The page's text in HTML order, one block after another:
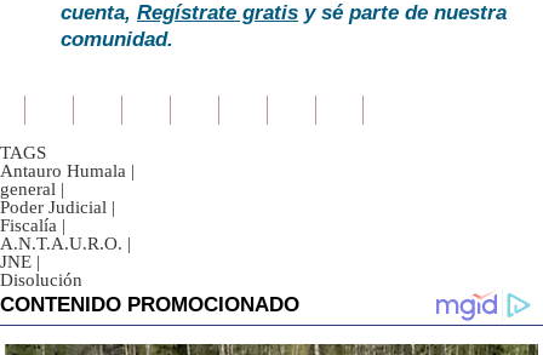
cuenta, Regístrate gratis y sé parte de nuestra
comunidad.
TAGS
Antauro Humala |
general |
Poder Judicial |
Fiscalía |
A.N.T.A.U.R.O. |
JNE |
Disolución